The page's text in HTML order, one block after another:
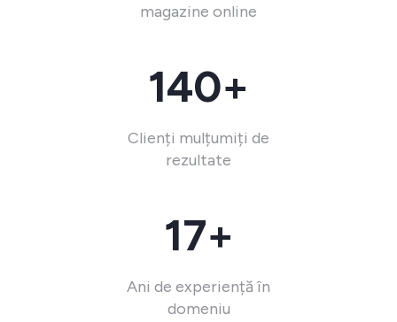
magazine online
140+
Clienți mulțumiți de
rezultate
17+
Ani de experiență în
domeniu